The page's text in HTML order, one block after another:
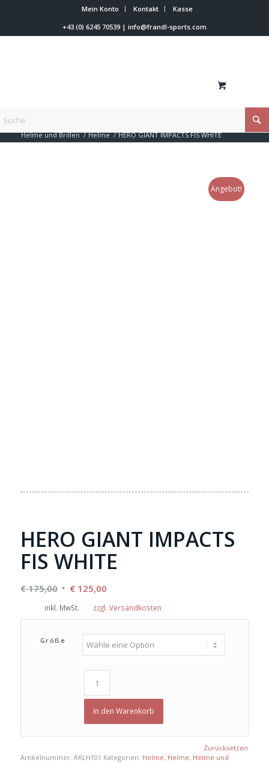
Mein Konto Kontakt
Kasse
+43 (0) 6245 70539| info@frandl-sports.com
Du bist hier:
Helme und Brillen / Helme / HERO GIANT IMPACTS FIS WHITE
Angebot!
HERO GIANT IMPACTS
FIS WHITE
€175,00 Ursprünglicher
Preis
war:
€ 175,00
€125,00Aktueller
Preis
ist:
€ 125,00.
inkl. MwSt. zzgl. Versandkosten
Größe
Zurücksetzen
In den Warenkorb
Artikelnummer: RKLH101 Kategorien: Helme, Helme, Helme und